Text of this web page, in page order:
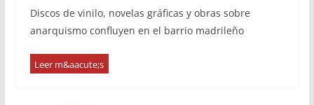
Discos de vinilo, novelas gráficas y obras sobre
anarquismo confluyen en el barrio madrileño